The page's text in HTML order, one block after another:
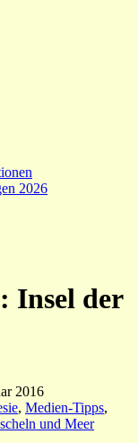
2026
Insel der
2016
, Medien-Tipps,
und Meer